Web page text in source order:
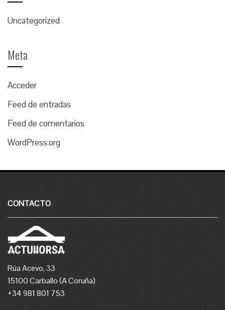
Uncategorized
Meta
Acceder
Feed de entradas
Feed de comentarios
WordPress.org
CONTACTO
Rúa Acevo, 33
15100 Carballo (A Coruña)
+34 981 801 753